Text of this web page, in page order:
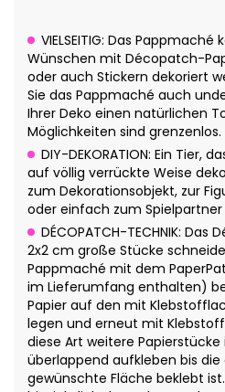
VIELSEITIG: Das
Wünschen mit Décopatch-
oder auch Stickern dekoriert
Sie das Pappmaché auch
Ihrer Deko einen natürlichen
Möglichkeiten sind grenzenlos.
DIY-DEKORATION: Ein Tier,
auf völlig verrückte Weise
zum Dekorationsobjekt, zur
oder einfach zum Spielpartner
DÉCOPATCH-TECHNIK:
2x2 cm große Stücke
Pappmaché mit dem
im Lieferumfang enthalten)
Papier auf den mit
legen und erneut mit
diese Art weitere
überlappend aufkleben bis die
gewünschte Fläche beklebt